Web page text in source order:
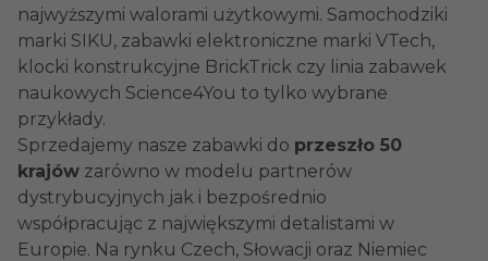
najwyższymi walorami użytkowymi. Samochodziki
marki SIKU, zabawki elektroniczne marki VTech,
klocki konstrukcyjne BrickTrick czy linia zabawek
naukowych Science4You to tylko wybrane
przykłady.
Sprzedajemy nasze zabawki do przeszło 50
krajów zarówno w modelu partnerów
dystrybucyjnych jak i bezpośrednio
współpracując z największymi detalistami w
Europie. Na rynku Czech, Słowacji oraz Niemiec